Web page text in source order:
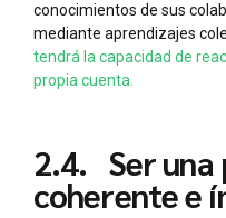
conocimientos de sus
mediante aprendizajes
tendrá la capacidad de
propia cuenta.
2.4. Ser una
coherente e